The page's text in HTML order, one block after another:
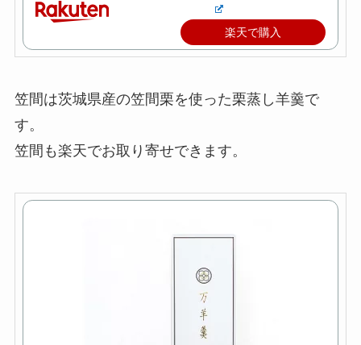
楽天で購入
笠間は茨城県産の笠間栗を使った栗蒸し羊羹で
す。
笠間も楽天でお取り寄せできます。